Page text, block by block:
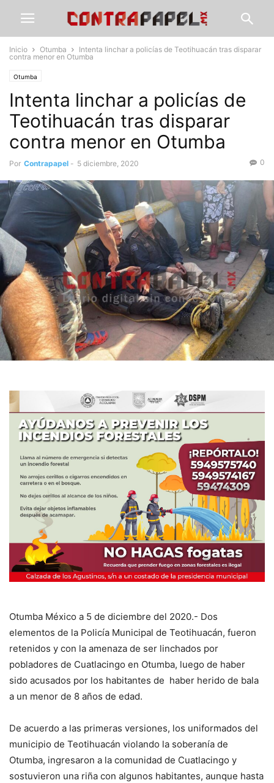
Inicio Otumba
Intenta linchar a policías de Teotihuacán tras disparar
contra menor en Otumba
Otumba
Intenta linchar a policías de
Teotihuacán tras disparar
contra menor en Otumba
Por Contrapapel - 5 diciembre, 2020 0
Otumba México a 5 de diciembre del 2020.- Dos
elementos de la Policía Municipal de Teotihuacán, fueron
retenidos y con la amenaza de ser linchados por
pobladores de Cuatlacingo en Otumba, luego de haber
sido acusados por los habitantes de haber herido de bala
a un menor de 8 años de edad.
De acuerdo a las primeras versiones, los uniformados del
municipio de Teotihuacán violando la soberanía de
Otumba, ingresaron a la comunidad de Cuatlacingo y
sostuvieron una riña con algunos habitantes, aunque hasta